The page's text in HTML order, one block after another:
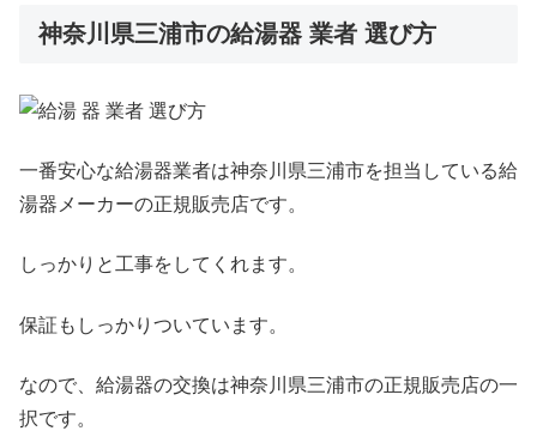
神奈川県三浦市の給湯器 業者 選び方
一番安心な給湯器業者は神奈川県三浦市を担当している給
湯器メーカーの正規販売店です。
しっかりと工事をしてくれます。
保証もしっかりついています。
なので、給湯器の交換は神奈川県三浦市の正規販売店の一
択です。